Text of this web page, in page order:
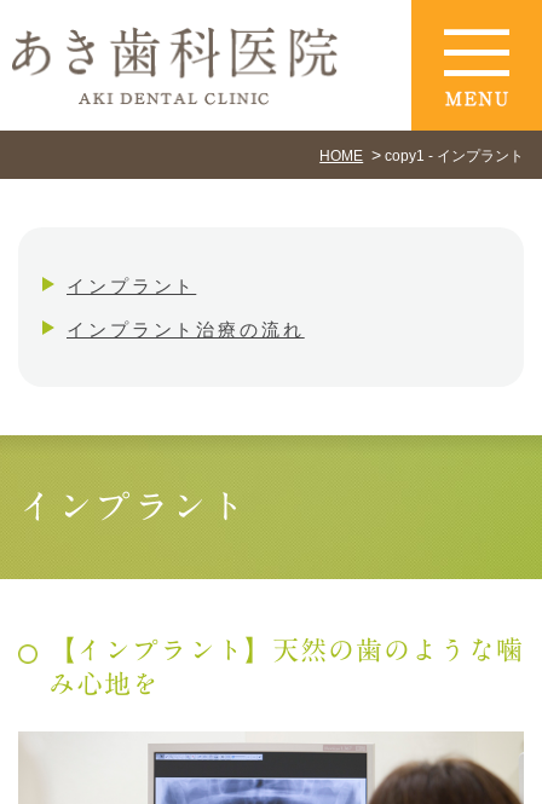
HOME copy1 - インプラント
インプラント
インプラント治療の流れ
インプラント
【インプラント】天然の歯のような噛
み心地を